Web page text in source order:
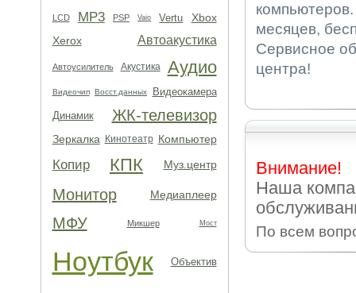
LCD MP3 PSP Vaio Vertu
Xbox
Xerox
Автоакустика
Автоусилитель Акустика Аудио
Видеочип Восст.данных
Видеокамера
Динамик
ЖК-телевизор
Зеркалка Кинотеатр Компьютер
Копир КПК Муз.центр
Монитор Медиаплеер
МФУ Микшер Мост
Ноутбук Объектив
месяцев,
Сервисное
центра!
Внимание!
Наша
По всем